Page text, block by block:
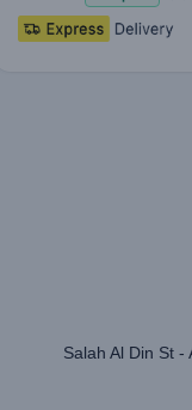
Salah Al Din St -